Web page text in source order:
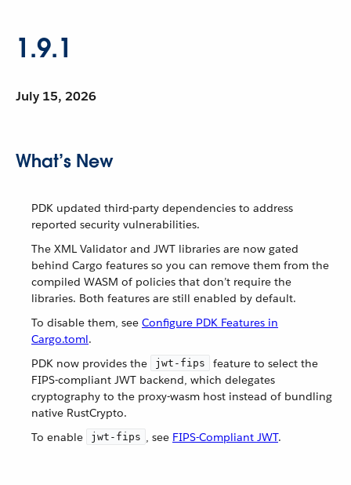
1.9.1
July 15, 2026
What’s New
PDK updated third-party dependencies to address
reported security vulnerabilities.
The XML Validator and JWT libraries are now gated
behind Cargo features so you can remove them from the
compiled WASM of policies that don’t require the
libraries. Both features are still enabled by default.
To disable them, see Configure PDK Features in
Cargo.toml.
PDK now provides the
jwt-fips
feature to select the
FIPS-compliant JWT backend, which delegates
cryptography to the proxy-wasm host instead of bundling
native RustCrypto.
To enable
jwt-fips , see FIPS-Compliant JWT.